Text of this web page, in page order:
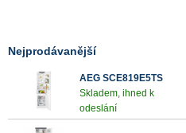
Nejprodávanější
AEG SCE819E5TS
Skladem, ihned k
odeslání